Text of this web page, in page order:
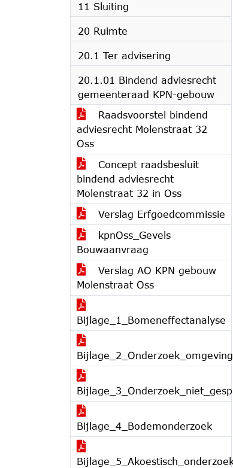
11 Sluiting
20 Ruimte
20.1 Ter advisering
20.1.01 Bindend adviesrecht
gemeenteraad KPN-gebouw
Raadsvoorstel bindend
adviesrecht Molenstraat 32
Oss
Concept raadsbesluit
bindend adviesrecht
Molenstraat 32 in Oss
Verslag Erfgoedcommissie
kpnOss_Gevels
Bouwaanvraag
Verslag AO KPN gebouw
Molenstraat Oss
Bijlage_1_Bomeneffectanalyse
Bijlage_4_Bodemonderzoek